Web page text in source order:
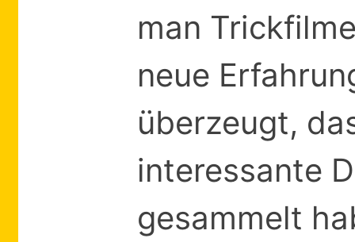
man
neue
überzeugt,
interessante
gesammelt